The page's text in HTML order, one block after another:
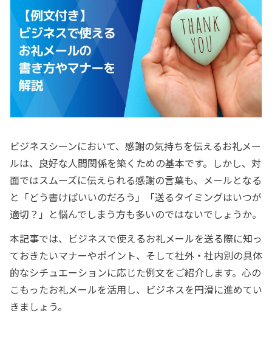
ビジネスシーンにおいて、感謝の気持ちを伝えるお礼メー
ルは、良好な人間関係を築くための基本です。しかし、対
面ではスムーズに伝えられる感謝の言葉も、メールとなる
と「どう書けばいいのだろう」「送るタイミングはいつが
適切？」と悩んでしまう方も多いのではないでしょうか。
本記事では、ビジネスで使えるお礼メールを送る際に知っ
ておきたいマナーやポイント、そして社外・社内別の具体
的なシチュエーションに応じた例文をご紹介します。心の
こもったお礼メールを活用し、ビジネスを円滑に進めてい
きましょう。